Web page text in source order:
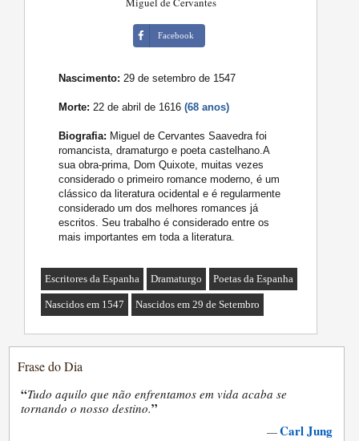
Facebook
Nascimento: 29 de setembro de 1547
Morte: 22 de abril de 1616(68 anos)
Biografia: Miguel de Cervantes Saavedra foi
romancista, dramaturgo e poeta castelhano.A
sua obra-prima, Dom Quixote, muitas vezes
considerado o primeiro romance moderno, é um
clássico da literatura ocidental e é regularmente
considerado um dos melhores romances já
escritos. Seu trabalho é considerado entre os
mais importantes em toda a literatura.
Escritores da Espanha Dramaturgo Poetas da Espanha
Nascidos em 1547 Nascidos em 29 de Setembro
Frase do Dia
“Tudo aquilo que não enfrentamos em vida acaba se
tornando o nosso destino.”
—Carl Jung